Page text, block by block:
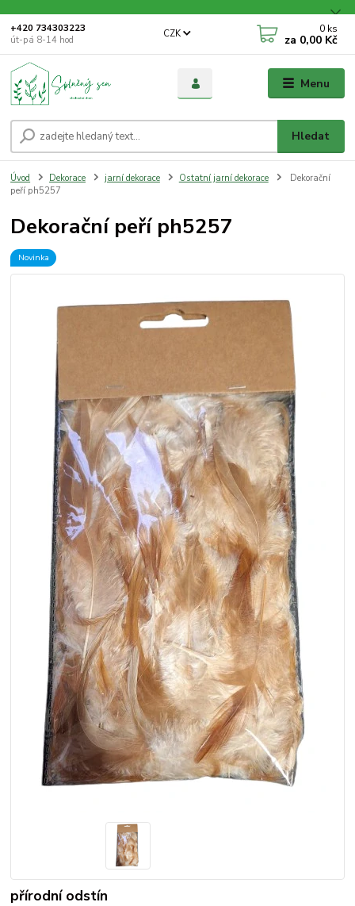
Menu
CZK
Hledat
+420 734303223
út-pá 8-14 hod
0 ks
za 0,00 Kč
Úvod Dekorace jarní dekorace Ostatní jarní dekorace
Dekorační
peří ph5257
Dekorační peří ph5257
Novinka
přírodní odstín